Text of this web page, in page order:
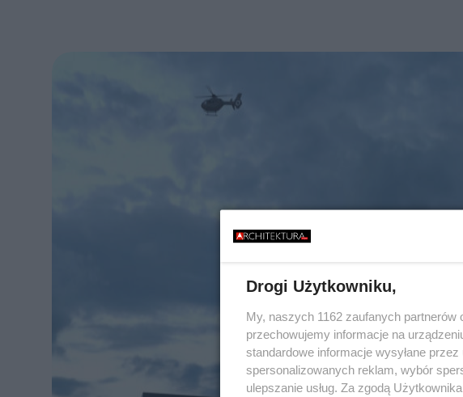
Drogi Użytkowniku,
My, naszych 1162 zaufanych
przechowujemy informacje na
standardowe informacje wysyłane
spersonalizowanych reklam, wybór
ulepszanie usług. Za zgodą